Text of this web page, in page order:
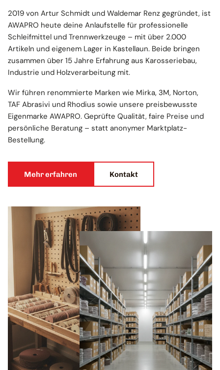
2019 von Artur Schmidt und Waldemar Renz gegründet, ist
AWAPRO heute deine Anlaufstelle für professionelle
Schleifmittel und Trennwerkzeuge – mit über 2.000
Artikeln und eigenem Lager in Kastellaun. Beide bringen
zusammen über 15 Jahre Erfahrung aus Karosseriebau,
Industrie und Holzverarbeitung mit.
Wir führen renommierte Marken wie Mirka, 3M, Norton,
TAF Abrasivi und Rhodius sowie unsere preisbewusste
Eigenmarke AWAPRO. Geprüfte Qualität, faire Preise und
persönliche Beratung – statt anonymer Marktplatz-
Bestellung.
Mehr erfahren Kontakt